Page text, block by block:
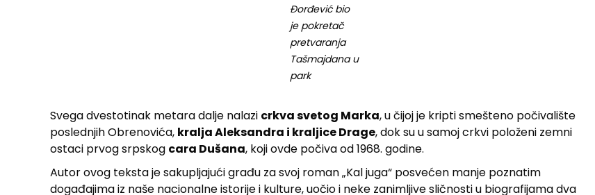
Đorđević bio
je pokretač
pretvaranja
Tašmajdana u
park
Svega dvestotinak metara dalje nalazi crkva svetog Marka, u čijoj je kripti smešteno počivalište
poslednjih Obrenovića, kralja Aleksandra i kraljice Drage, dok su u samoj crkvi položeni zemni
ostaci prvog srpskog cara Dušana, koji ovde počiva od 1968. godine.
Autor ovog teksta je sakupljajući građu za svoj roman „Kal juga“ posvećen manje poznatim
događajima iz naše nacionalne istorije i kulture, uočio i neke zanimljive sličnosti u biografijama dva